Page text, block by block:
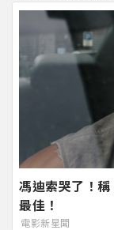
馮迪索哭了！
最佳！
電影新星聞